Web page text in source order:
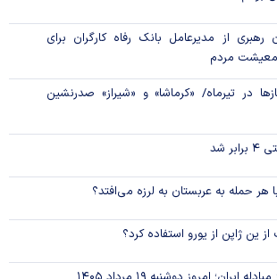
از مدیرعامل بانک رفاه کارگران برای
معیشت مردم
در تیرماه/ «کرماشا» و «شیراز» صدرنشین
شد
هر حمله به عربستان به لرزه می‌افتد؟
ین ژاپن از یورو استفاده کرد؟